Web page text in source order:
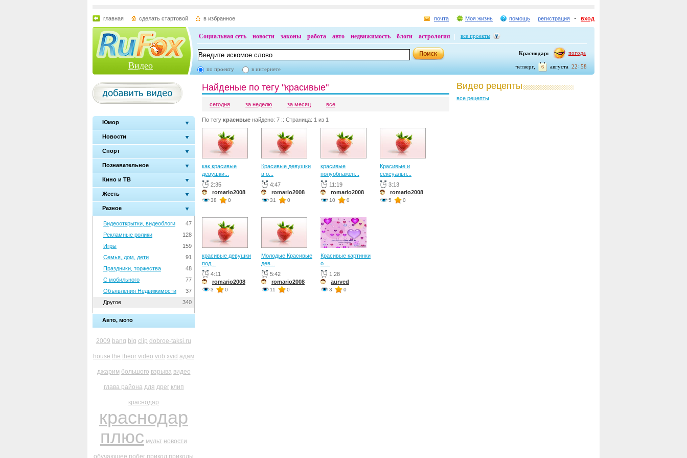
главная сделать стартовой в избранное почта Моя жизнь помощь регистрация вход
Видео
Социальная сеть новости законы работа авто недвижимость блоги астрология все проекты
Краснодар: погода
22 58
августа
6
четверг,
по проекту в интернете
Юмор
Новости
Спорт
Познавательное
Кино и ТВ
Жесть
Разное
47
Видеооткрытки, видеоблоги
128
Рекламные ролики
159
Игры
91
Семья, дом, дети
48
Праздники, торжества
77
С мобильного
37
Объявления Недвижимости
340
Другое
Авто, мото
2009 bang big clip dobroe-taksi.ru
house the theor video vob xvid адам
джарим большого взрыва видео
глава района для дрег клип
краснодар
краснодар
плюс мульт новости
обучающее побег прикол приколы
Видео рецепты
все рецепты
Найденые по тегу "красивые"
сегодня за неделю за месяц все
По тегу красивые найдено: 7 :: Страница: 1 из 1
как красивые
девушки...
2:35
romario2008
38 0
Красивые девушки
в о...
4:47
romario2008
31 0
красивые
полуобнажен...
11:19
romario2008
10 0
Красивые и
сексуальн...
3:13
romario2008
5 0
красивые девушки
под...
4:11
romario2008
3 0
Молодые Красивые
дев...
5:42
romario2008
11 0
Красивые картинки
о ...
1:28
aurved
3 0